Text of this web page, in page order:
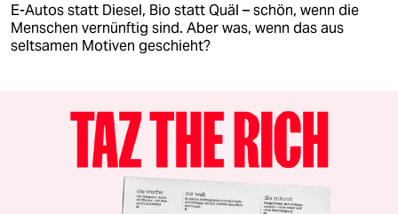
E-Autos statt Diesel, Bio statt Quäl – schön, wenn die
Menschen vernünftig sind. Aber was, wenn das aus
seltsamen Motiven geschieht?